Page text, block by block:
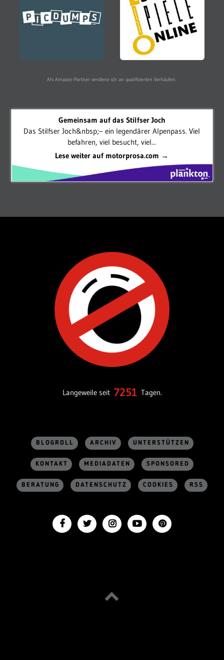
Als Amazon-Partner verdiene ich an qualifizierten Verkäufen.
Gemeinsam auf das Stilfser Joch
Das Stilfser Joch&nbsp;– ein legendärer Alpenpass. Viel
befahren, viel besucht, viel...
Lese weiter auf motorprosa.com →
Langeweile seit 7251 Tagen.
BLOGROLL ARCHIV UNTERSTÜTZEN
KONTAKT MEDIADATEN SPONSORED
BERATUNG DATENSCHUTZ COOKIES RSS